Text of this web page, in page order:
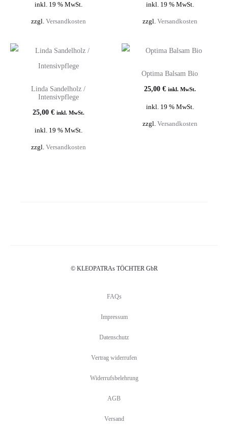
inkl. 19 % MwSt.
zzgl. Versandkosten
inkl. 19 % MwSt.
zzgl. Versandkosten
Linda Sandelholz /
Intensivpflege
25,00 € inkl. MwSt.
inkl. 19 % MwSt.
zzgl. Versandkosten
Optima Balsam Bio
25,00 € inkl. MwSt.
inkl. 19 % MwSt.
zzgl. Versandkosten
© KLEOPATRAs TÖCHTER GbR
FAQs
Impressum
Datenschutz
Vertrag widerrufen
Widerrufsbelehrung
AGB
Versand